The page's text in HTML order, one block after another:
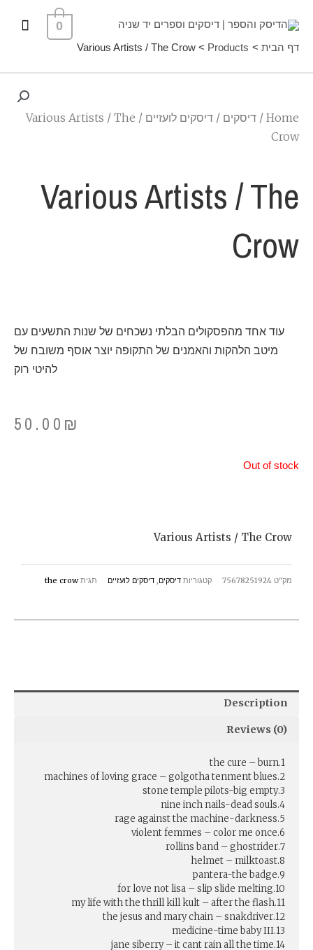
0
דף הבית Products
Various Artists / The Crow
Home
/ דיסקים / דיסקים לועזיים
/ Various Artists / The
Crow
Various Artists / The
Crow
עוד אחד מהפסקולים הבלתי נשכחים של שנות התשעים עם
מיטב הלהקות והאמנים של התקופה יוצר אוסף משובח של
להיטי רוק
50.00 ₪
Out of stock
Various Artists / The Crow
מק"ט 75678251924 קטגוריות דיסקים, דיסקים לועזיים תגית the crow
Description
Reviews (0)
1.the cure – burn
2.machines of loving grace – golgotha tenment blues
3.stone temple pilots-big empty
4.nine inch nails-dead souls
5.rage against the machine-darkness
6.violent femmes – color me once
7.rollins band – ghostrider
8.helmet – milktoast
9.pantera-the badge
10.for love not lisa – slip slide melting
11.my life with the thrill kill kult – after the flash
12.the jesus and mary chain – snakdriver
13.medicine-time baby III
14.jane siberry – it cant rain all the time